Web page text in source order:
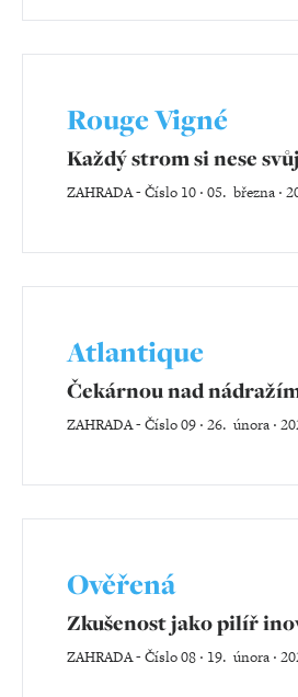
Rouge Vigné
Každý strom si nese
ZAHRADA-Číslo 10 ‧ 05. března ‧
Atlantique
Čekárnou nad
ZAHRADA-Číslo 09 ‧ 26. února ‧
Ověřená
Zkušenost jako pilíř
ZAHRADA-Číslo 08 ‧ 19. února ‧